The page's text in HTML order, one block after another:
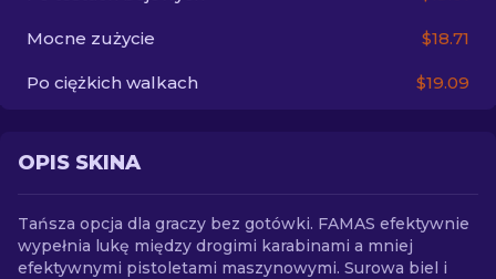
Mocne zużycie $18.71
Po ciężkich walkach $19.09
OPIS SKINA
Tańsza opcja dla graczy bez gotówki. FAMAS efektywnie
wypełnia lukę między drogimi karabinami a mniej
efektywnymi pistoletami maszynowymi. Surowa biel i